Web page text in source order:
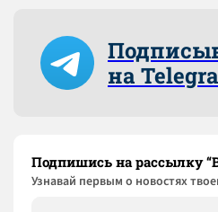
на
Подпишись на рассылку
Узнaвай первым о новостях